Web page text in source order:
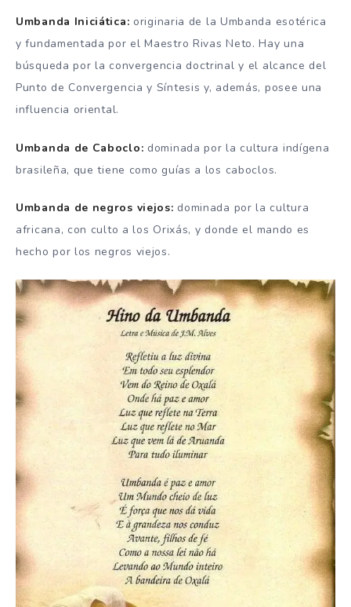
Umbanda Iniciática: originaria de la Umbanda esotérica
y fundamentada por el Maestro Rivas Neto. Hay una
búsqueda por la convergencia doctrinal y el alcance del
Punto de Convergencia y Síntesis y, además, posee una
influencia oriental.
Umbanda de Caboclo: dominada por la cultura indígena
brasileña, que tiene como guías a los caboclos.
Umbanda de negros viejos: dominada por la cultura
africana, con culto a los Orixás, y donde el mando es
hecho por los negros viejos.